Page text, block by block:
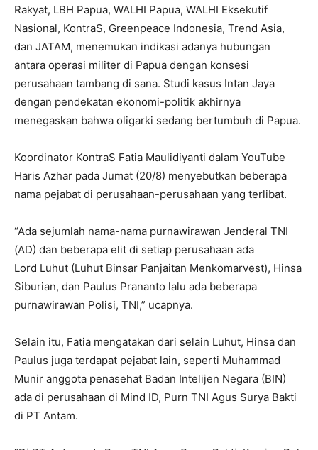
Rakyat, LBH Papua, WALHI Papua, WALHI Eksekutif
Nasional, KontraS, Greenpeace Indonesia, Trend Asia,
dan JATAM, menemukan indikasi adanya hubungan
antara operasi militer di Papua dengan konsesi
perusahaan tambang di sana. Studi kasus Intan Jaya
dengan pendekatan ekonomi-politik akhirnya
menegaskan bahwa oligarki sedang bertumbuh di Papua.
Koordinator KontraS Fatia Maulidiyanti dalam YouTube
Haris Azhar pada Jumat (20/8) menyebutkan beberapa
nama pejabat di perusahaan-perusahaan yang terlibat.
“Ada sejumlah nama-nama purnawirawan Jenderal TNI
(AD) dan beberapa elit di setiap perusahaan ada
Lord Luhut (Luhut Binsar Panjaitan Menkomarvest), Hinsa
Siburian, dan Paulus Prananto lalu ada beberapa
purnawirawan Polisi, TNI,” ucapnya.
Selain itu, Fatia mengatakan dari selain Luhut, Hinsa dan
Paulus juga terdapat pejabat lain, seperti Muhammad
Munir anggota penasehat Badan Intelijen Negara (BIN)
ada di perusahaan di Mind ID, Purn TNI Agus Surya Bakti
di PT Antam.